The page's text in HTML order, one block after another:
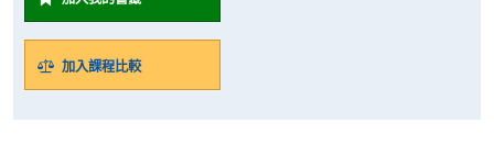
加入課程比較